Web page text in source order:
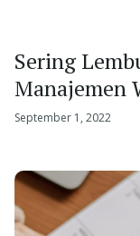
Sering
Manajemen
September 1, 2022